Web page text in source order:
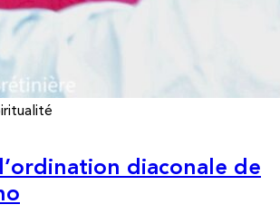
diaconale de